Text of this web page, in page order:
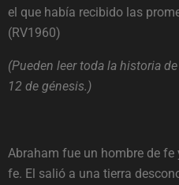
el que había recibido las
(RV1960)
(Pueden leer toda la historia
12 de génesis.)
Abraham fue un hombre de fe
fe. El salió a una tierra